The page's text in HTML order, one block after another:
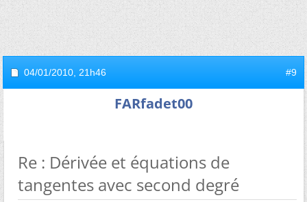
04/01/2010, 21h46 #9
FARfadet00
Re : Dérivée et équations de
tangentes avec second degré